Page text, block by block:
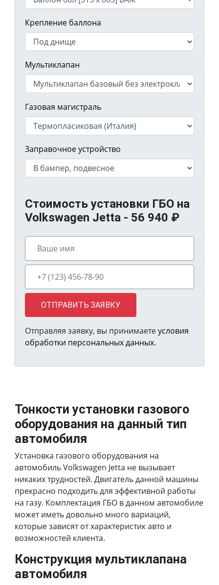
Крепление баллона
Мультиклапан
Газовая магистраль
Заправочное устройство
Стоимость установки ГБО на
Volkswagen Jetta - 56 940 ₽
ОТПРАВИТЬ ЗАЯВКУ
Отправляя заявку, вы принимаетеусловия
обработки персональных данных.
Тонкости установки газового
оборудования на данный тип
автомобиля
Установка газового оборудования на
автомобиль Volkswagen Jetta не вызывает
никаких трудностей. Двигатель данной машины
прекрасно подходить для эффективной работы
на газу. Комплектация ГБО в данном автомобиле
может иметь довольно много вариаций,
которые зависят от характеристик авто и
возможностей клиента.
Конструкция мультиклапана
автомобиля